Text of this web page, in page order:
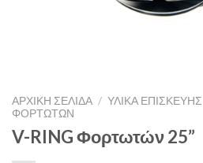
ΑΡΧΙΚΉ ΣΕΛΊΔΑ / ΥΛΙΚΑ ΕΠΙΣΚΕΥΗΣ
ΦΟΡΤΩΤΏΝ
V-RING Φορτωτών 25”